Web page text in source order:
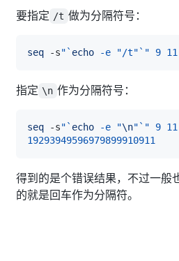
要指定 /t 做为分隔符号：
seq -s" ` echo -e "/t" ` " 9 11
指定 \n 作为分隔符号：
seq -s" ` echo -e "\n" ` " 9 11
19293949596979899910911
得到的是个错误结果，不过一般
的就是回车作为分隔符。